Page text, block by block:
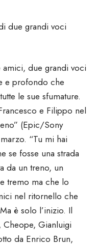
due grandi voci
amici, due grandi voci
e profondo che
le sue sfumature.
e Filippo nel
(Epic/Sony
“Tu mi hai
se fosse una strada
da un treno, un
tremo ma che lo
nel ritornello che
è solo l’inizio. Il
Cheope, Gianluigi
da Enrico Brun,